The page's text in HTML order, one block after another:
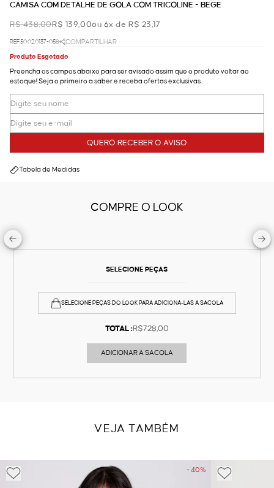
CAMISA COM DETALHE DE GOLA COM TRICOLINE - BEGE
R$ 438,00R$ 139,00ou 6x de R$ 23,17
REF.50.02.0137-058
COMPARTILHAR
Produto Esgotado
Preencha os campos abaixo para ser avisado assim que o produto voltar ao
estoque! Seja o primeiro a saber e receba ofertas exclusivas.
QUERO RECEBER O AVISO
Tabela de Medidas
COMPRE O LOOK
SELECIONE PEÇAS
SELECIONE PEÇAS DO LOOK PARA ADICIONÁ-LAS À SACOLA
TOTAL :R$728,00
ADICIONAR À SACOLA
VEJA TAMBÉM
- 40%